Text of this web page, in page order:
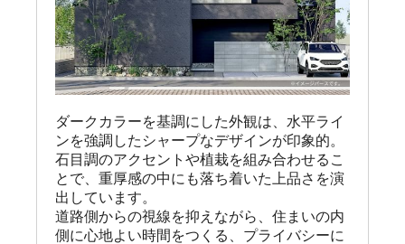
ダークカラーを基調にした外観は、水平ライ
ンを強調したシャープなデザインが印象的。
石目調のアクセントや植栽を組み合わせるこ
とで、重厚感の中にも落ち着いた上品さを演
出しています。
道路側からの視線を抑えながら、住まいの内
側に心地よい時間をつくる、プライバシーに